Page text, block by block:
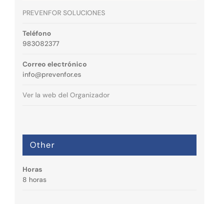
PREVENFOR SOLUCIONES
Teléfono
983082377
Correo electrónico
info@prevenfor.es
Ver la web del Organizador
Other
Horas
8 horas